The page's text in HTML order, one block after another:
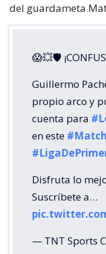
del guardameta
😱💥🛡
Guillermo
propio arco y
cuenta para
en este
Disfruta lo
Suscríbete a…
— TNT Sports